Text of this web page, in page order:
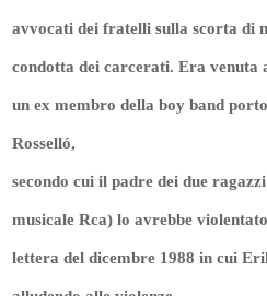
avvocati dei fratelli sulla scorta di
condotta dei carcerati. Era venuta
un ex membro della boy band
Rosselló,
secondo cui il padre dei due
musicale Rca) lo avrebbe
lettera del dicembre 1988 in cui